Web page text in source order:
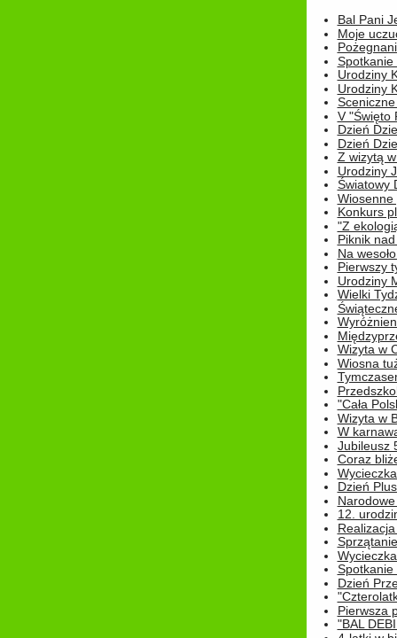
Bal Pani
Moje
Spotkanie
Urodziny
Urodziny
V "Święto
Dzień
Dzień
Z wizytą
Urodziny
Światowy
Wiosenne
Konkurs
"Z
Piknik
Na
Pierwszy
Urodziny
Wielki
Wizyta w
Wiosna
"Cała
Wizyta w
W
Jubileusz
Coraz
Dzień
12.
Spotkanie
Dzień
Pierwsza
"BAL